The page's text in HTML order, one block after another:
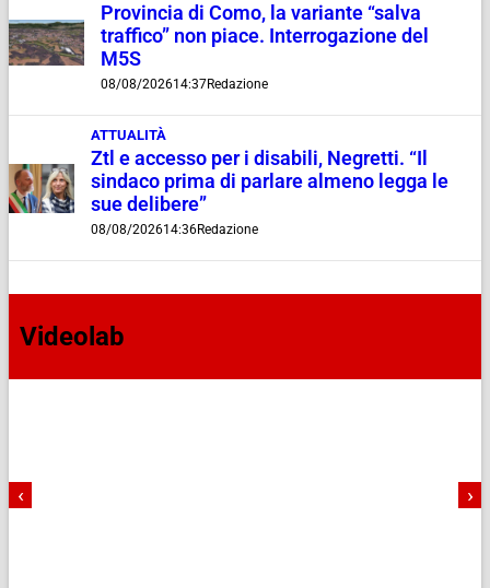
Provincia di Como, la variante “salva
traffico” non piace. Interrogazione del
M5S
08/08/202614:37Redazione
ATTUALITÀ
Ztl e accesso per i disabili, Negretti. “Il
sindaco prima di parlare almeno legga le
sue delibere”
08/08/202614:36Redazione
Videolab
‹ ›